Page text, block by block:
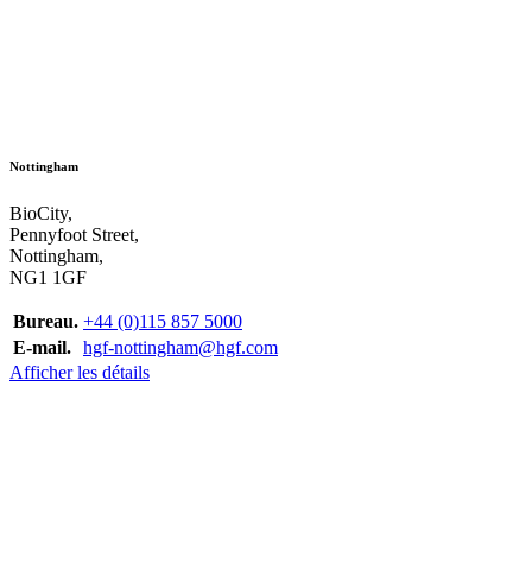
Nottingham
BioCity,
Pennyfoot Street,
Nottingham,
NG1 1GF
Bureau. +44 (0)115 857 5000
E-mail. hgf-nottingham@hgf.com
Afficher les détails